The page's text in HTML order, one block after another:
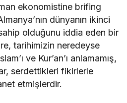
ekonomistine brifing
dünyanın ikinci
olduğunu iddia eden bir
tarihimizin neredeyse
ve Kur’an’ı anlamamış,
serdettikleri fikirlerle
etmişlerdir.